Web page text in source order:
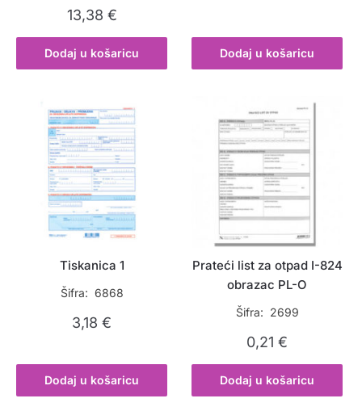
13,38 €
Dodaj u košaricu Dodaj u košaricu
Tiskanica 1
Šifra: 6868
3,18€
Dodaj u košaricu
Prateći list za otpad I-824
obrazac PL-O
Šifra: 2699
0,21€
Dodaj u košaricu